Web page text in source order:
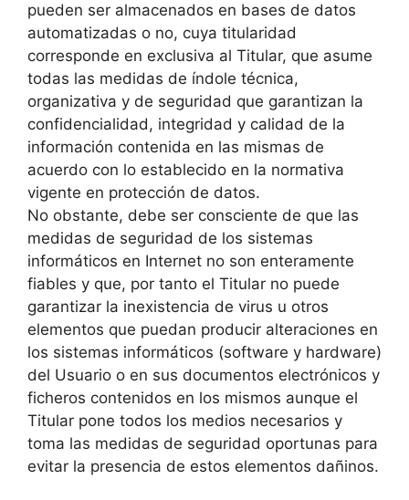
pueden ser almacenados en bases de datos
automatizadas o no, cuya titularidad
corresponde en exclusiva al Titular, que asume
todas las medidas de índole técnica,
organizativa y de seguridad que garantizan la
confidencialidad, integridad y calidad de la
información contenida en las mismas de
acuerdo con lo establecido en la normativa
vigente en protección de datos.
No obstante, debe ser consciente de que las
medidas de seguridad de los sistemas
informáticos en Internet no son enteramente
fiables y que, por tanto el Titular no puede
garantizar la inexistencia de virus u otros
elementos que puedan producir alteraciones en
los sistemas informáticos (software y hardware)
del Usuario o en sus documentos electrónicos y
ficheros contenidos en los mismos aunque el
Titular pone todos los medios necesarios y
toma las medidas de seguridad oportunas para
evitar la presencia de estos elementos dañinos.